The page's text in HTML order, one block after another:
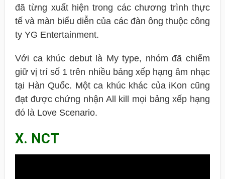
đã từng xuất hiện trong các chương trình thực
tế và màn biểu diễn của các đàn ông thuộc công
ty YG Entertainment.
Với ca khúc debut là My type, nhóm đã chiếm
giữ vị trí số 1 trên nhiều bảng xếp hạng âm nhạc
tại Hàn Quốc. Một ca khúc khác của iKon cũng
đạt được chứng nhận All kill mọi bảng xếp hạng
đó là Love Scenario.
X. NCT